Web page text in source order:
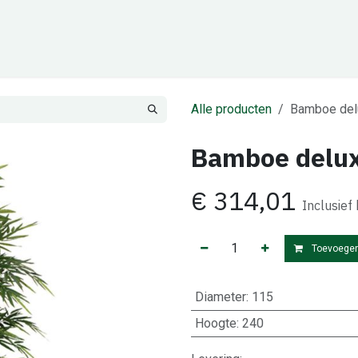
Alle producten Bamboe
Bamboe
€ 314,01 Inclusief
Diameter: 115
Hoogte: 240